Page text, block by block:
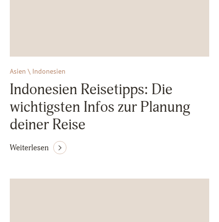
Asien \ Indonesien
Indonesien Reisetipps: Die
wichtigsten Infos zur Planung
deiner Reise
Weiterlesen